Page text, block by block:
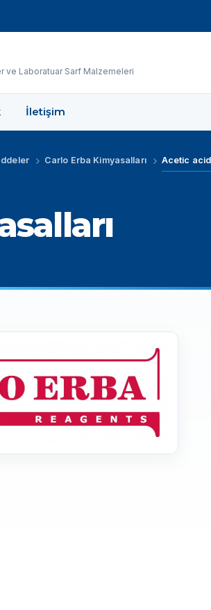
ve Laboratuar Sarf Malzemeleri
İletişim
Carlo Erba Kimyasalları